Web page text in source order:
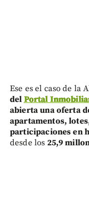
Ese es el caso de la
del Portal
abierta una oferta
apartamentos,
participaciones en
desde los 25,9